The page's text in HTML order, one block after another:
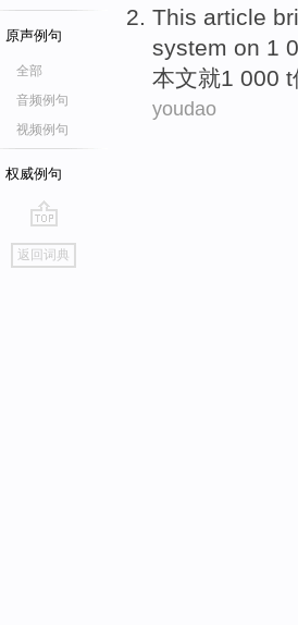
原声例句
全部
音频例句
视频例句
权威例句
go
top
返回词典
This article
system on 1
本文就1 000 t
youdao